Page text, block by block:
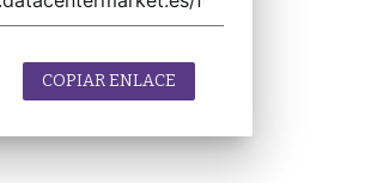
COPIAR ENLACE